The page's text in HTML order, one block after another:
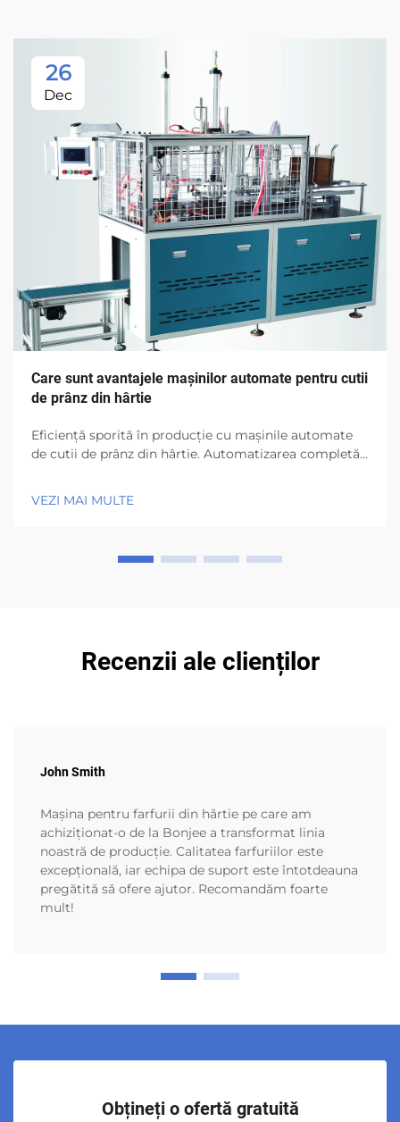
26
Dec
Care sunt avantajele mașinilor automate pentru cutii
de prânz din hârtie
Eficiență sporită în producție cu mașinile automate
de cutii de prânz din hârtie. Automatizarea completă
automat elimină toate acele pași manuale
VEZI MAI MULTE
Recenzii ale clienților
John Smith
Mașina pentru farfurii din hârtie pe care am
achiziționat-o de la Bonjee a transformat linia
noastră de producție. Calitatea farfuriilor este
excepțională, iar echipa de suport este întotdeauna
pregătită să ofere ajutor. Recomandăm foarte
mult!
Obțineți o ofertă gratuită